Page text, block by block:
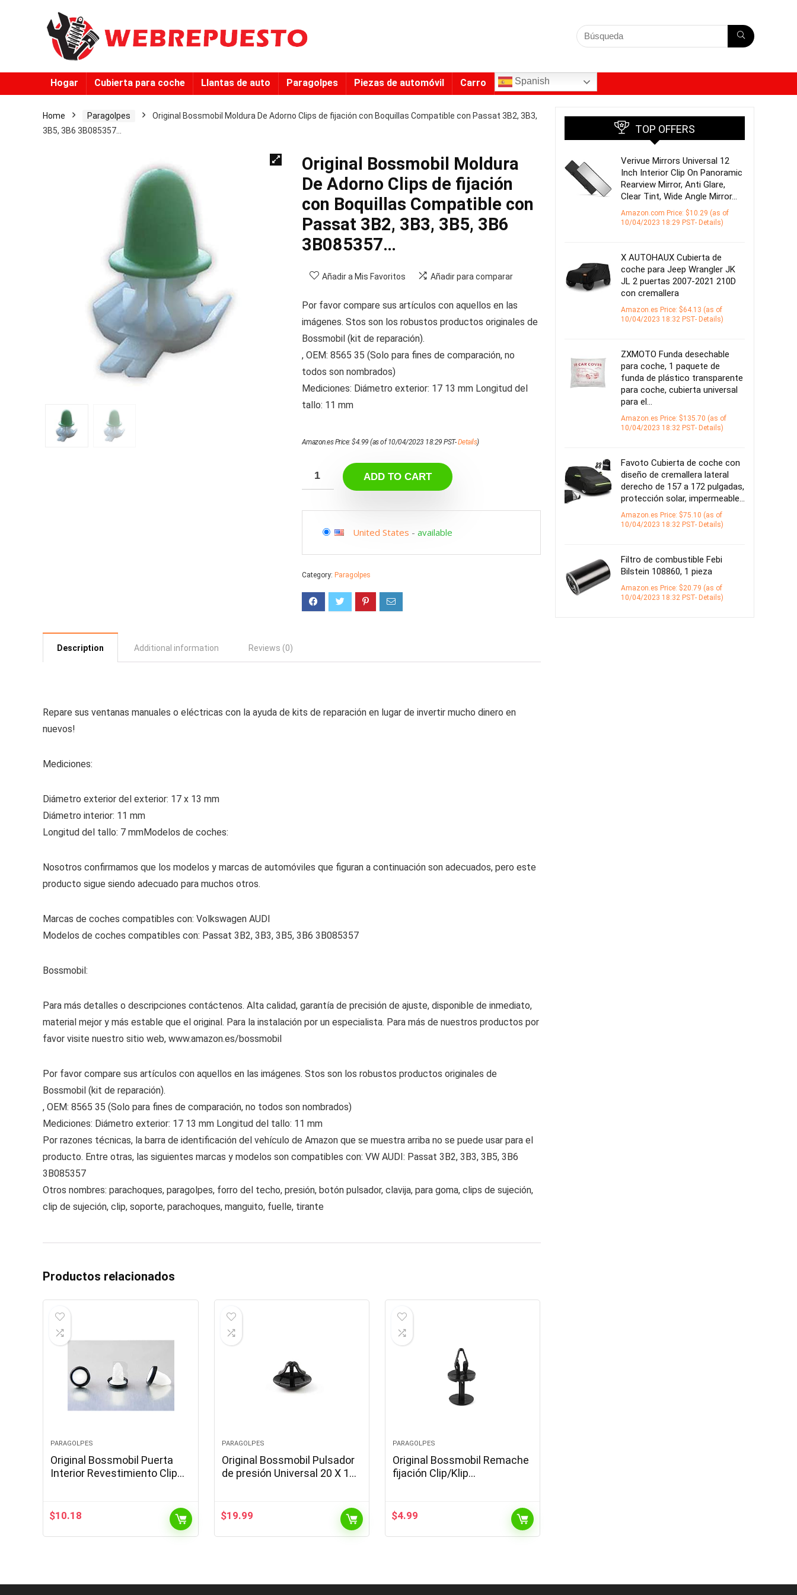
Hogar Cubierta para coche Llantas de auto Paragolpes Piezas de automóvil Carro Spanish
Home Paragolpes
Original Bossmobil Moldura De Adorno Clips de fijación con Boquillas Compatible con Passat 3B2, 3B3,
3B5, 3B6 3B085357…
Original Bossmobil Moldura
De Adorno Clips de fijación
con Boquillas Compatible con
Passat 3B2, 3B3, 3B5, 3B6
3B085357…
Añadir a Mis Favoritos Añadir para comparar
Por favor compare sus artículos con aquellos en las
imágenes. Stos son los robustos productos originales de
Bossmobil (kit de reparación).
, OEM: 8565 35 (Solo para fines de comparación, no
todos son nombrados)
Mediciones: Diámetro exterior: 17 13 mm Longitud del
tallo: 11 mm
Amazon.es Price:$4.99 (as of 10/04/2023 18:29 PST-Details)
ADD TO CART
United States - available
Category: Paragolpes
Description Additional information Reviews (0)
Repare sus ventanas manuales o eléctricas con la ayuda de kits de reparación en lugar de invertir mucho dinero en
nuevos!
Mediciones:
Diámetro exterior del exterior: 17 x 13 mm
Diámetro interior: 11 mm
Longitud del tallo: 7 mmModelos de coches:
Nosotros confirmamos que los modelos y marcas de automóviles que figuran a continuación son adecuados, pero este
producto sigue siendo adecuado para muchos otros.
Marcas de coches compatibles con: Volkswagen AUDI
Modelos de coches compatibles con: Passat 3B2, 3B3, 3B5, 3B6 3B085357
Bossmobil:
Para más detalles o descripciones contáctenos. Alta calidad, garantía de precisión de ajuste, disponible de inmediato,
material mejor y más estable que el original. Para la instalación por un especialista. Para más de nuestros productos por
favor visite nuestro sitio web, www.amazon.es/bossmobil
Por favor compare sus artículos con aquellos en las imágenes. Stos son los robustos productos originales de
Bossmobil (kit de reparación).
, OEM: 8565 35 (Solo para fines de comparación, no todos son nombrados)
Mediciones: Diámetro exterior: 17 13 mm Longitud del tallo: 11 mm
Por razones técnicas, la barra de identificación del vehículo de Amazon que se muestra arriba no se puede usar para el
producto. Entre otras, las siguientes marcas y modelos son compatibles con: VW AUDI: Passat 3B2, 3B3, 3B5, 3B6
3B085357
Otros nombres: parachoques, paragolpes, forro del techo, presión, botón pulsador, clavija, para goma, clips de sujeción,
clip de sujeción, clip, soporte, parachoques, manguito, fuelle, tirante
Productos relacionados
PARAGOLPES
Original Bossmobil Puerta
Interior Revestimiento Clip
Piezas 20
$10.18
PARAGOLPES
Original Bossmobil Pulsador
de presión Universal 20 X 12
$19.99
PARAGOLPES
Original Bossmobil Remache
fijación Clip/Klip
$4.99
TOP OFFERS
Verivue Mirrors Universal 12
Inch Interior Clip On Panoramic
Rearview Mirror, Anti Glare,
Clear Tint, Wide Angle Mirror…
Amazon.com Price: $10.29 (as of
10/04/2023 18:29 PST- Details)
X AUTOHAUX Cubierta de
coche para Jeep Wrangler JK
JL 2 puertas 2007-2021 210D
con cremallera
Amazon.es Price: $64.13 (as of
10/04/2023 18:32 PST- Details)
ZXMOTO Funda desechable
para coche, 1 paquete de
funda de plástico transparente
para coche, cubierta universal
para el…
Amazon.es Price: $135.70 (as of
10/04/2023 18:32 PST- Details)
Favoto Cubierta de coche con
diseño de cremallera lateral
derecho de 157 a 172 pulgadas,
protección solar, impermeable…
Amazon.es Price: $75.10 (as of
10/04/2023 18:32 PST- Details)
Filtro de combustible Febi
Bilstein 108860, 1 pieza
Amazon.es Price: $20.79 (as of
10/04/2023 18:32 PST- Details)